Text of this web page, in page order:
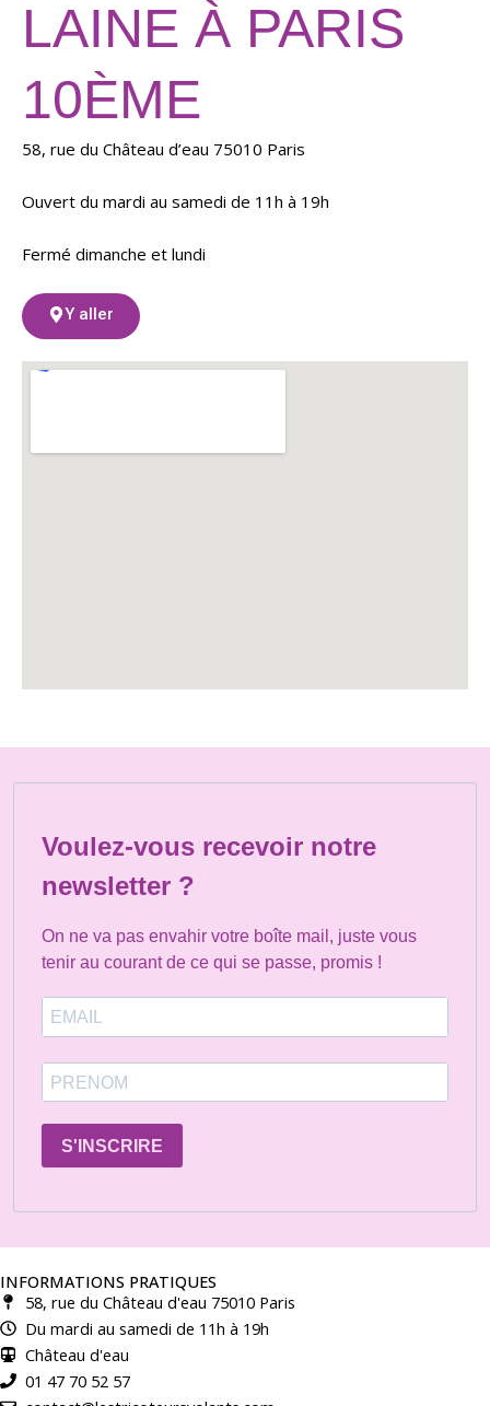
LAINE À PARIS
10ÈME
58, rue du Château d’eau 75010 Paris
Ouvert du mardi au samedi de 11h à 19h
Fermé dimanche et lundi
Y aller
Voulez-vous recevoir notre
newsletter ?
On ne va pas envahir votre boîte mail, juste vous
tenir au courant de ce qui se passe, promis !
S'INSCRIRE
INFORMATIONS PRATIQUES
58, rue du Château d'eau 75010 Paris
Du mardi au samedi de 11h à 19h
Château d'eau
01 47 70 52 57